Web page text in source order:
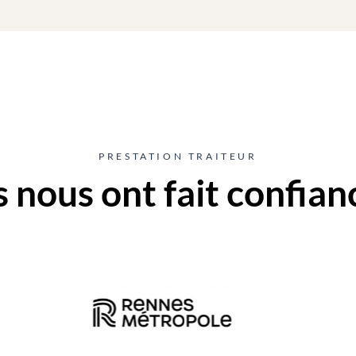
PRESTATION TRAITEUR
nous ont fait